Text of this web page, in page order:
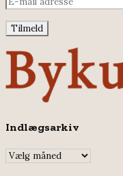
Indlægsarkiv
Indlægsarkiv